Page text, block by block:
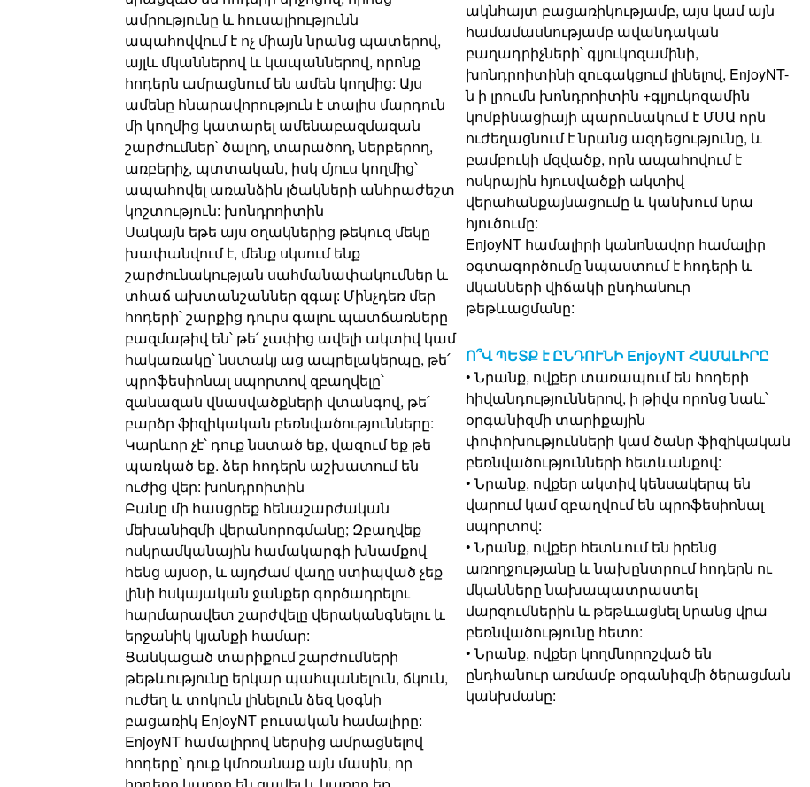
ամրությունը և հուսալիությունն
ապահովվում է ոչ միայն նրանց պատերով,
այլև մկաններով և կապաններով, որոնք
հոդերն ամրացնում են ամեն կողմից: Այս
ամենը հնարավորություն է տալիս մարդուն
մի կողմից կատարել ամենաբազմազան
շարժումներ՝ ծալող, տարածող, ներբերող,
առբերիչ, պտտական, իսկ մյուս կողմից՝
ապահովել առանձին լծակների անհրաժեշտ
կոշտություն: խոնդրոիտին
Սակայն եթե այս օղակներից թեկուզ մեկը
խափանվում է, մենք սկսում ենք
շարժունակության սահմանափակումներ և
տհաճ ախտանշաններ զգալ: Մինչդեռ մեր
հոդերի՝ շարքից դուրս գալու պատճառները
բազմաթիվ են՝ թե՛ չափից ավելի ակտիվ կամ
հակառակը՝ նստակյ աց ապրելակերպը, թե՛
պրոֆեսիոնալ սպորտով զբաղվելը՝
զանազան վնասվածքների վտանգով, թե՛
բարձր ֆիզիկական բեռնվածությունները:
Կարևոր չէ՝ դուք նստած եք, վազում եք թե
պառկած եք. ձեր հոդերն աշխատում են
ուժից վեր: խոնդրոիտին
Բանը մի հասցրեք հենաշարժական
մեխանիզմի վերանորոգմանը; Զբաղվեք
ոսկրամկանային համակարգի խնամքով
հենց այսօր, և այդժամ վաղը ստիպված չեք
լինի հսկայական ջանքեր գործադրելու
հարմարավետ շարժվելը վերականգնելու և
երջանիկ կյանքի համար:
Ցանկացած տարիքում շարժումների
թեթևությունը երկար պահպանելուն, ճկուն,
ուժեղ և տոկուն լինելուն ձեզ կօգնի
բացառիկ EnjoyNT բուսական համալիրը:
EnjoyNT համալիրով ներսից ամրացնելով
հոդերը՝ դուք կմոռանաք այն մասին, որ
ակնհայտ բացառիկությամբ, այս կամ այն
համամասնությամբ ավանդական
բաղադրիչների՝ գլյուկոզամինի,
խոնդրոիտինի զուգակցում լինելով, EnjoyNT-
ն ի լրումն խոնդրոիտին +գլյուկոզամին
կոմբինացիայի պարունակում է ՄՍԱ որն
ուժեղացնում է նրանց ազդեցությունը, և
բամբուկի մզվածք, որն ապահովում է
ոսկրային հյուսվածքի ակտիվ
վերահանքայնացումը և կանխում նրա
հյուծումը:
EnjoyNT համալիրի կանոնավոր համալիր
օգտագործումը նպաստում է հոդերի և
մկանների վիճակի ընդհանուր
թեթևացմանը:
Ո՞Վ ՊԵՏՔ է ԸՆԴՈՒՆԻ EnjoyNT ՀԱՄԱԼԻՐԸ
• Նրանք, ովքեր տառապում են հոդերի
հիվանդություններով, ի թիվս որոնց նաև՝
օրգանիզմի տարիքային
փոփոխությունների կամ ծանր ֆիզիկական
բեռնվածությունների հետևանքով:
• Նրանք, ովքեր ակտիվ կենսակերպ են
վարում կամ զբաղվում են պրոֆեսիոնալ
սպորտով:
• Նրանք, ովքեր հետևում են իրենց
առողջությանը և նախընտրում հոդերն ու
մկանները նախապատրաստել
մարզումներին և թեթևացնել նրանց վրա
բեռնվածությունը հետո:
• Նրանք, ովքեր կողմնորոշված են
ընդհանուր առմամբ օրգանիզմի ծերացման
կանխմանը: